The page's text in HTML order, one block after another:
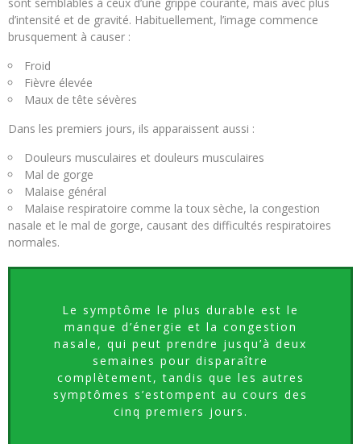
d’intensité et de gravité. Habituellement, l’image commence
brusquement à causer :
Froid
Fièvre élevée
Maux de tête sévères
Dans les premiers jours, ils apparaissent aussi :
Douleurs musculaires et douleurs musculaires
Mal de gorge
Malaise général
Malaise respiratoire comme la toux sèche, la congestion
nasale et le mal de gorge, causant des difficultés respiratoires
normales.
Le symptôme le plus durable est le
manque d’énergie et la congestion
nasale, qui peut prendre jusqu’à deux
semaines pour disparaître
complètement, tandis que les autres
symptômes s’estompent au cours des
cinq premiers jours.